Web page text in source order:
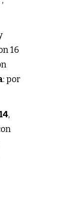
16
: por
,